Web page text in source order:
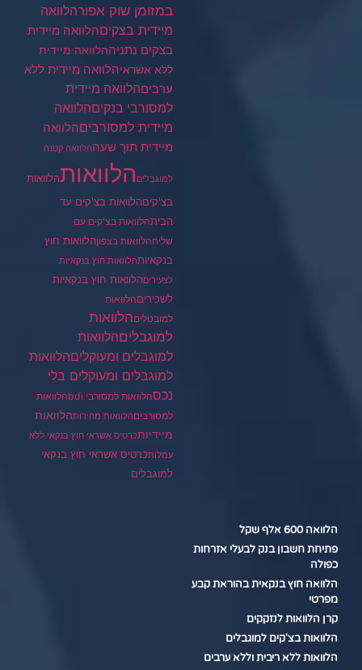
במזומן שוק אפורהלוואה
מיידית בצקיםהלוואה מיידית
בצקים נתניההלוואה מיידית
ללא אשראיהלוואה מיידית ללא
ערביםהלוואה מיידית
למסורבי בנקיםהלוואה
מיידית למסורביםהלוואה
מיידית תוך שעההלוואה קטנה
למוגבלים הלוואותהלוואות
בצ'קיםהלוואות בצ'קים עד
הביתהלוואות בצ'קים עם
שליחהלוואות בצפוןהלוואות חוץ
בנקאיותהלוואות חוץ בנקאיות
לצעיריםהלוואות חוץ בנקאיות
לשכיריםהלוואות
למובטליםהלוואות
למוגבליםהלוואות
למוגבלים ומעוקליםהלוואות
למוגבלים ומעוקלים בלי
נכסהלוואות למסורבי bdi
הלוואות
למסורביםהלוואות מהירותהלוואות
מיידיותכרטיס אשראי חוץ בנקאי ללא
עמלותכרטיס אשראי חוץ בנקאי
למוגבלים
הלוואה 600 אלף שקל
פתיחת חשבון בנק לבעלי אזרחות
כפולה
הלוואה חוץ בנקאית בהוראת קבע
מפרטי
קרן הלוואות לנזקקים
הלוואות בצ'קים למוגבלים
הלוואות ללא ריבית וללא ערבים